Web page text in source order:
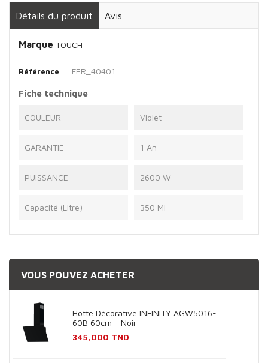
Détails du produit Avis
Marque TOUCH
Référence FER_40401
Fiche technique
COULEUR Violet
GARANTIE 1 An
PUISSANCE 2600 W
Capacité (Litre) 350 Ml
VOUS POUVEZ ACHETER
Hotte Décorative INFINITY AGW5016-
60B 60cm - Noir
Prix
345,000 TND